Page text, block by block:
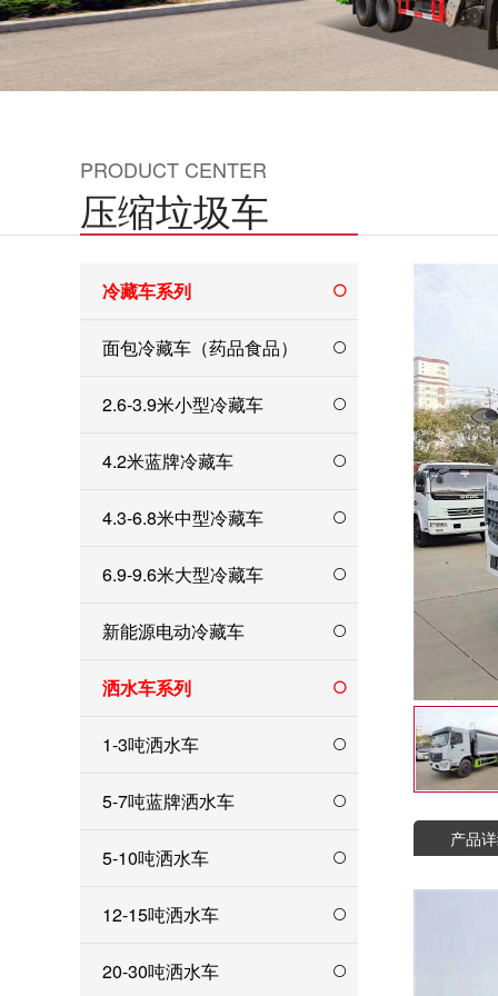
PRODUCT CENTER
压缩垃圾车
冷藏车系列
面包冷藏车（药品食品）
2.6-3.9米小型冷藏车
4.2米蓝牌冷藏车
4.3-6.8米中型冷藏车
6.9-9.6米大型冷藏车
新能源电动冷藏车
洒水车系列
1-3吨洒水车
5-7吨蓝牌洒水车
5-10吨洒水车
12-15吨洒水车
20-30吨洒水车
产品